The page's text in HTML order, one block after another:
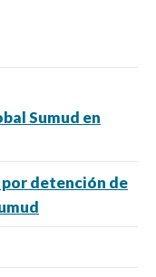
Sumud en
detención de